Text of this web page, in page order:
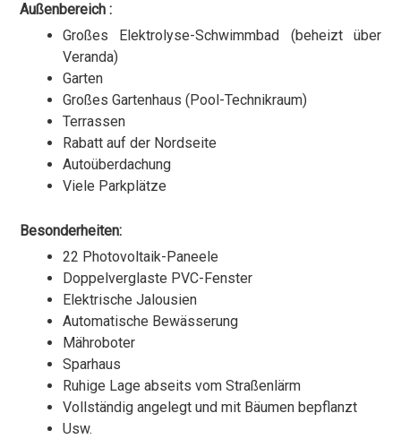
Außenbereich :
Großes Elektrolyse-Schwimmbad (beheizt über
Veranda)
Garten
Großes Gartenhaus (Pool-Technikraum)
Terrassen
Rabatt auf der Nordseite
Autoüberdachung
Viele Parkplätze
Besonderheiten:
22 Photovoltaik-Paneele
Doppelverglaste PVC-Fenster
Elektrische Jalousien
Automatische Bewässerung
Mähroboter
Sparhaus
Ruhige Lage abseits vom Straßenlärm
Vollständig angelegt und mit Bäumen bepflanzt
Usw.